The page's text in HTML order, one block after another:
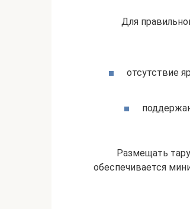
Для
отсутствие
Размещать
обеспечивается